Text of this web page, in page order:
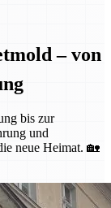
– von
bis zur
und
neue Heimat. 🏡